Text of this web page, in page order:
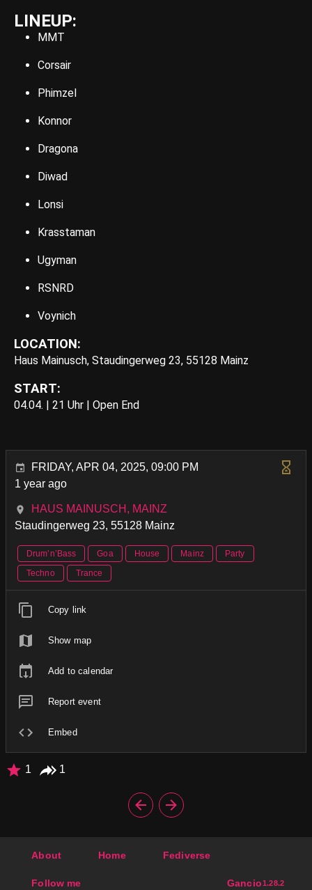
LINEUP:
MMT
Corsair
Phimzel
Konnor
Dragona
Diwad
Lonsi
Krasstaman
Ugyman
RSNRD
Voynich
LOCATION:
Haus Mainusch, Staudingerweg 23, 55128 Mainz
START:
04.04. | 21 Uhr | Open End
FRIDAY, APR 04, 2025, 09:00 PM
1 year ago
HAUS MAINUSCH, MAINZ
Staudingerweg 23, 55128 Mainz
Drum’n’Bass Goa House Mainz
Party
Techno
Trance
Copy link
Show map
Add to calendar
Report event
Embed
1 1
About Home Fediverse
Follow me Gancio1.28.2